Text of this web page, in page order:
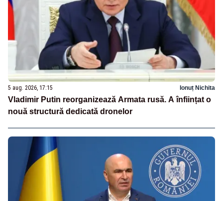
5 aug. 2026, 17:15 Ionuț Nichita
Vladimir Putin reorganizează Armata rusă. A înființat o
nouă structură dedicată dronelor